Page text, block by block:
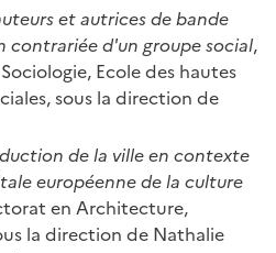
et autrices de bande
contrariée d'un groupe social,
Ecole des hautes
sous la direction de
de la ville en contexte
européenne de la culture
en Architecture,
la direction de Nathalie